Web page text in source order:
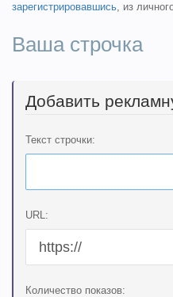
зарегистрировавшись, из
Ваша строчка
Добавить
Текст строчки:
URL:
Количество показов: